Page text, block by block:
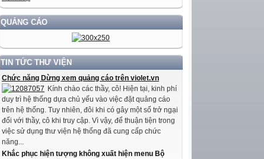
QUẢNG CÁO
TIN TỨC THƯ VIỆN
Chức năng Dừng xem quảng cáo trên violet.vn
Kính chào các thầy, cô! Hiện tại, kinh phí
duy trì hệ thống dựa chủ yếu vào việc đặt quảng cáo
trên hệ thống. Tuy nhiên, đôi khi có gây một số trở ngại
đối với thầy, cô khi truy cập. Vì vậy, để thuận tiện trong
việc sử dụng thư viện hệ thống đã cung cấp chức
năng...
Khắc phục hiện tượng không xuất hiện menu Bộ